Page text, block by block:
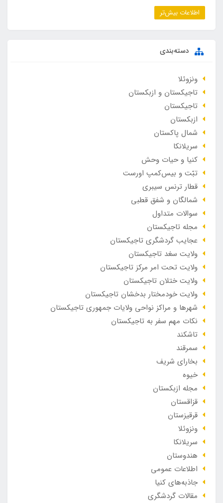
اطلاعات بیش‌تر
دسته‌بندی
ونزوئلا
تاجیکستان و ازبکستان
تاجیکستان
ازبکستان
شمال پاکستان
سریلانکا
کنیا و حیات وحش
تبّت و بیس‌کمپ اورست
قطار ترنس سیبری
شمالگان و شفق قطبی
سوالات متداول
مجله تاجیکستان
عجایب گردشگری تاجیکستان
ولایت سغد تاجیکستان
ولایت تحت امر مرکز تاجیکستان
ولایت ختلان تاجیکستان
ولایت خودمختار بدخشان تاجیکستان
شهرها و مراکز نواحی ولایات جمهوری تاجیکستان
نکات مهم سفر به تاجیکستان
تاشکند
سمرقند
بخارای شریف
خیوه
مجله ازبکستان
قزاقستان
قرقیزستان
ونزوئلا
سریلانکا
هندوستان
اطلاعات عمومی
جاذبه‌های کنیا
مقالات گردشگری